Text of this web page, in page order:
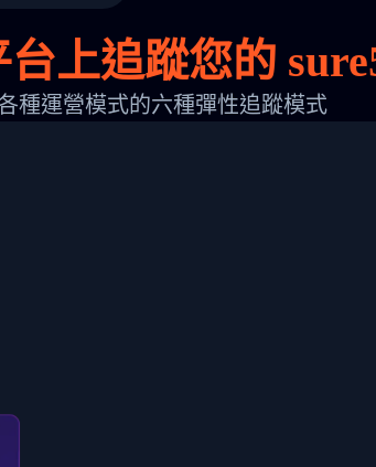
HONG KONG, HONG KONG-HONG KONG,2017-03-
上追蹤您的
種運營模式的六種彈性追蹤模式